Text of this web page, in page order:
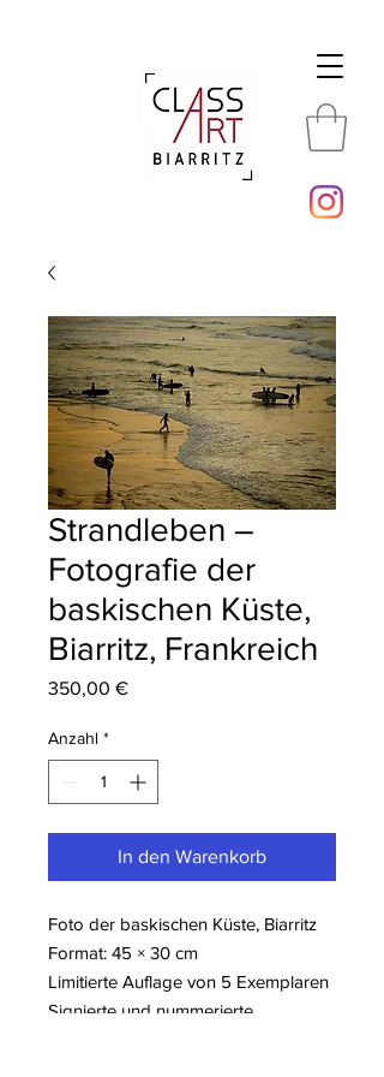
Strandleben –
Fotografie der
baskischen Küste,
Biarritz, Frankreich
350,00 €Preis
Anzahl *
In den Warenkorb
Foto der baskischen Küste, Biarritz
Format: 45 × 30 cm
Limitierte Auflage von 5 Exemplaren
Signierte und nummerierte